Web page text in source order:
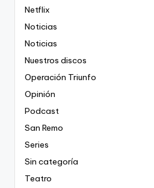
Netflix
Noticias
Noticias
Nuestros discos
Operación Triunfo
Opinión
Podcast
San Remo
Series
Sin categoría
Teatro